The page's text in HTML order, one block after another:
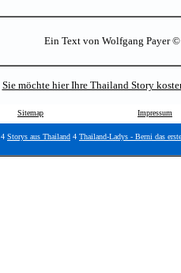
Ein Text von Wolfgang
Sie möchte hier Ihre Thailand Story
Sitemap
Impressum
4 Storys aus Thailand 4 Thailand-Ladys - Berni das